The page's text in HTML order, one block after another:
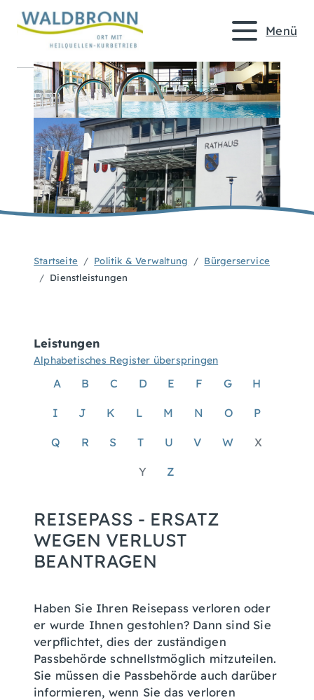
Menü
Startseite Politik & Verwaltung
Bürgerservice
Dienstleistungen
Leistungen
Alphabetisches Register überspringen
A B C D E F G H
I J K L M N O P
Q R S T U V W X
Y Z
REISEPASS - ERSATZ
WEGEN VERLUST
BEANTRAGEN
Haben Sie Ihren Reisepass verloren oder
er wurde Ihnen gestohlen? Dann sind Sie
verpflichtet, dies der zuständigen
Passbehörde schnellstmöglich mitzuteilen.
Sie müssen die Passbehörde auch darüber
informieren, wenn Sie das verloren